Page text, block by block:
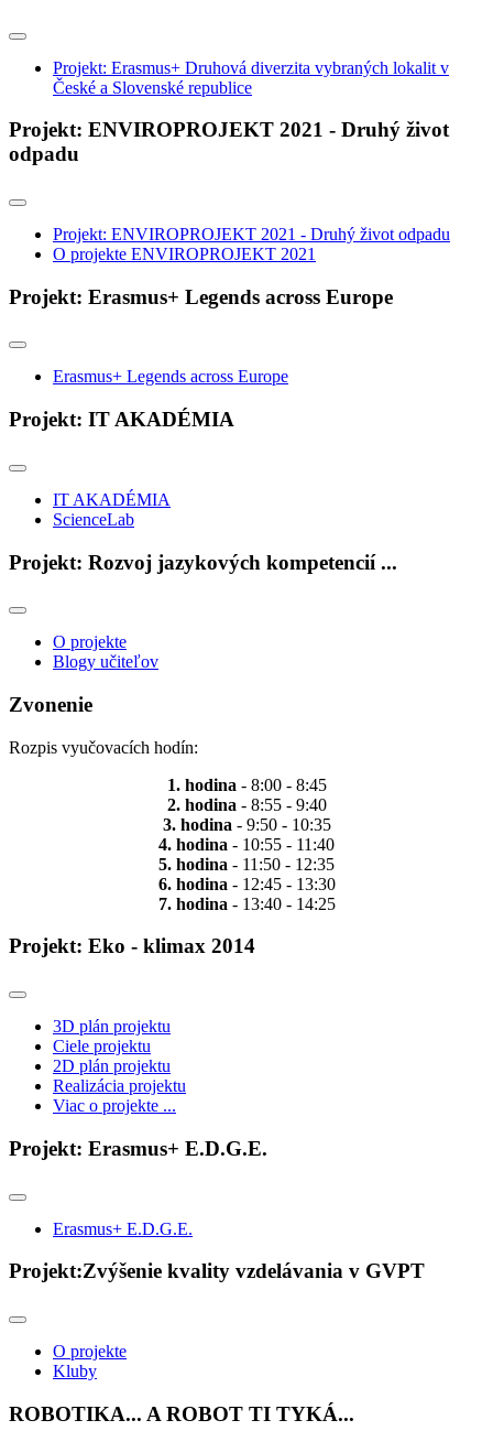
Projekt: Erasmus+ Druhová diverzita vybraných lokalit v
České a Slovenské republice
Projekt: ENVIROPROJEKT 2021 - Druhý život
odpadu
Projekt: ENVIROPROJEKT 2021 - Druhý život odpadu
O projekte ENVIROPROJEKT 2021
Projekt: Erasmus+ Legends across Europe
Erasmus+ Legends across Europe
Projekt: IT AKADÉMIA
IT AKADÉMIA
ScienceLab
Projekt: Rozvoj jazykových kompetencií ...
O projekte
Blogy učiteľov
Zvonenie
Rozpis vyučovacích hodín:
1. hodina - 8:00 - 8:45
2. hodina - 8:55 - 9:40
3. hodina - 9:50 - 10:35
4. hodina - 10:55 - 11:40
5. hodina - 11:50 - 12:35
6. hodina - 12:45 - 13:30
7. hodina - 13:40 - 14:25
Projekt: Eko - klimax 2014
3D plán projektu
Ciele projektu
2D plán projektu
Realizácia projektu
Viac o projekte ...
Projekt: Erasmus+ E.D.G.E.
Erasmus+ E.D.G.E.
Projekt:Zvýšenie kvality vzdelávania v GVPT
O projekte
Kluby
ROBOTIKA... A ROBOT TI TYKÁ...